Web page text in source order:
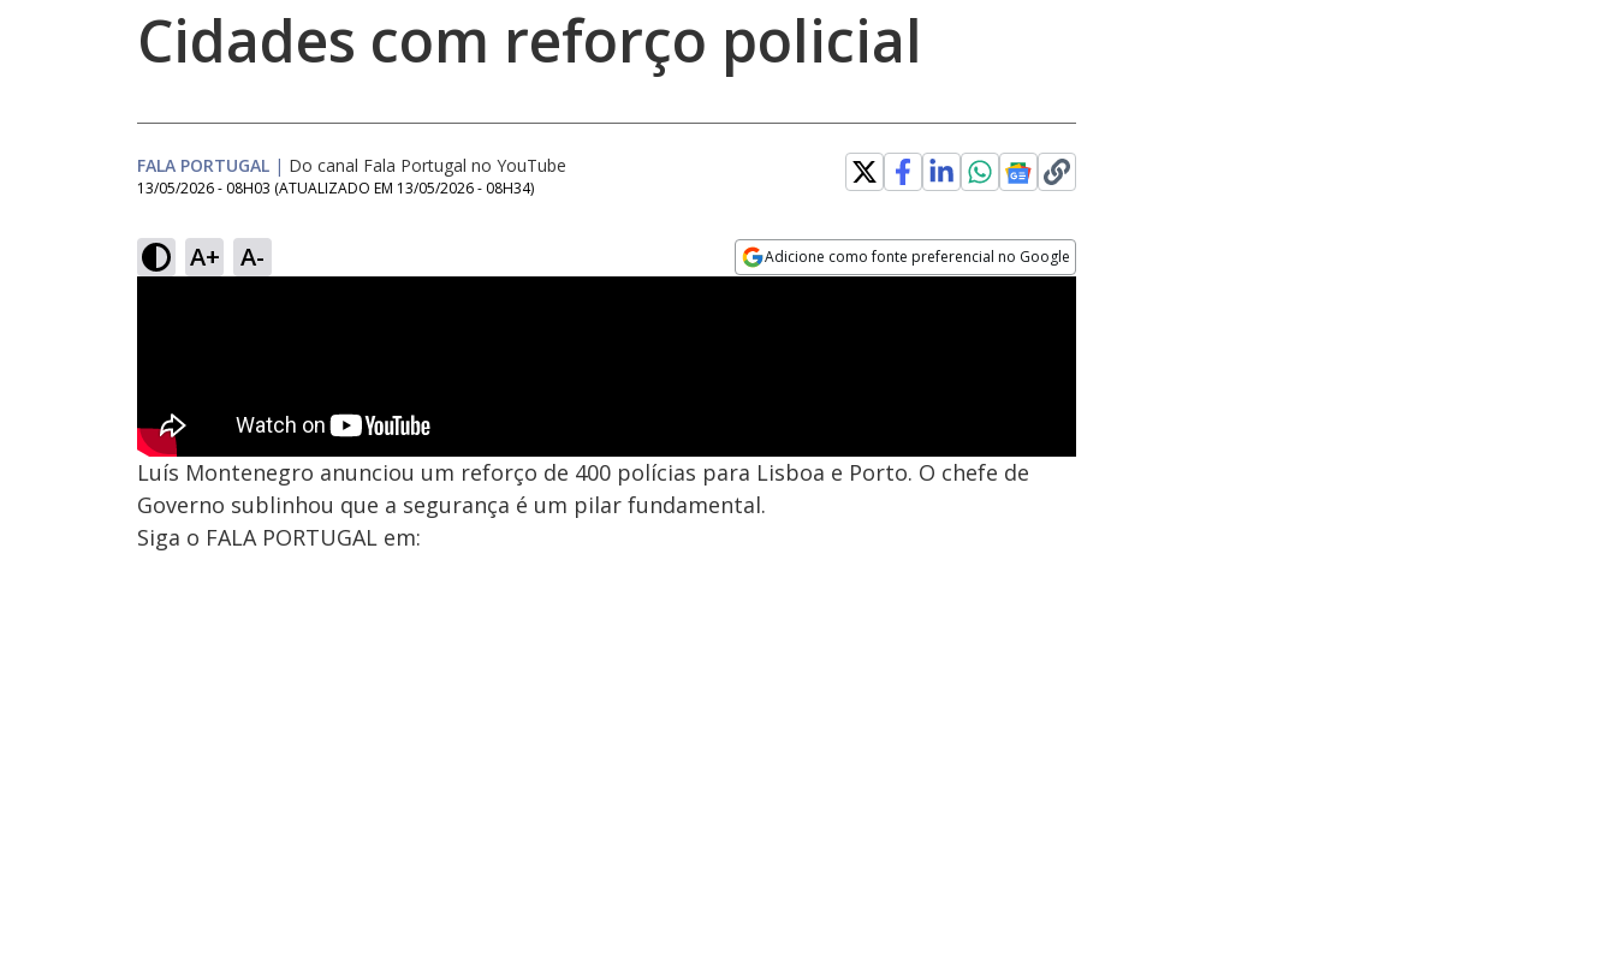
Cidades com reforço policial
FALA PORTUGAL | Do canal Fala Portugal no YouTube
13/05/2026 - 08H03 (ATUALIZADO EM 13/05/2026 - 08H34)
A+ A- Adicione como fonte preferencial no Google
Luís Montenegro anunciou um reforço de 400 polícias para Lisboa e Porto. O chefe de
Governo sublinhou que a segurança é um pilar fundamental.
Siga o FALA PORTUGAL em: